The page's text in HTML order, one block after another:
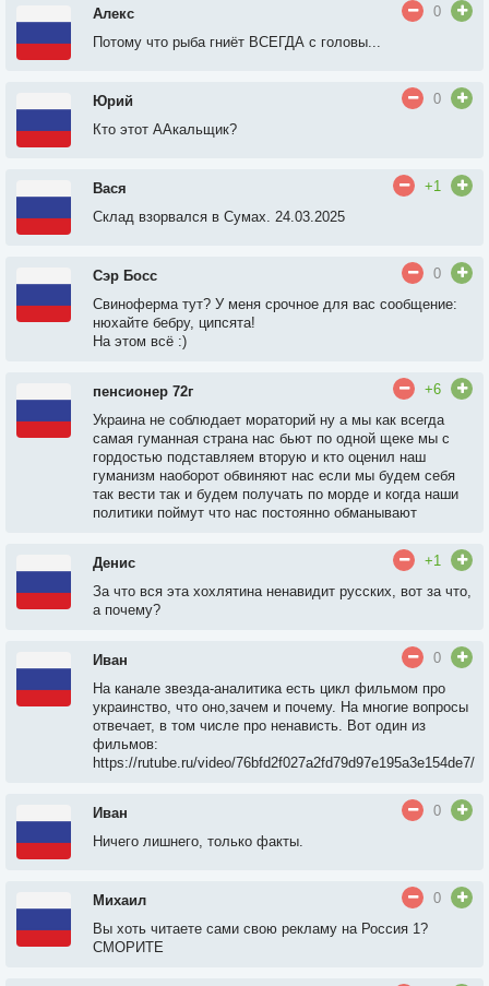
Алекс
0
Потому что рыба гниёт ВСЕГДА с головы...
Юрий
0
Кто этот ААкальщик?
Вася
+1
Склад взорвался в Сумах. 24.03.2025
Сэр Босс
0
Свиноферма тут? У меня срочное для вас сообщение:
нюхайте бебру, ципсята!
На этом всё :)
пенсионер 72г
+6
Украина не соблюдает мораторий ну а мы как всегда
самая гуманная страна нас бьют по одной щеке мы с
гордостью подставляем вторую и кто оценил наш
гуманизм наоборот обвиняют нас если мы будем себя
так вести так и будем получать по морде и когда наши
политики поймут что нас постоянно обманывают
Денис
+1
За что вся эта хохлятина ненавидит русских, вот за что,
а почему?
Иван
0
На канале звезда-аналитика есть цикл фильмом про
украинство, что оно,зачем и почему. На многие вопросы
отвечает, в том числе про ненависть. Вот один из
фильмов:
https://rutube.ru/video/76bfd2f027a2fd79d97e195a3e154de7/
Иван
0
Ничего лишнего, только факты.
Михаил
0
Вы хоть читаете сами свою рекламу на Россия 1?
СМОРИТЕ